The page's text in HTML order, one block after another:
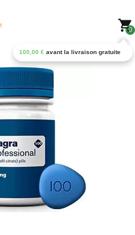
0
100,00 € avant la livraison gratuite